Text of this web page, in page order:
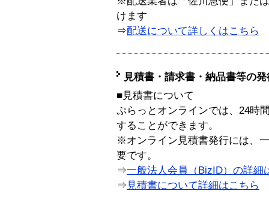
けます
⇒配送について詳しくはこちら
見積書・請求書・納品書等の
■見積書について
ぷらっとオンラインでは、24時
することができます。
※オンライン見積書発行には、
要です。
⇒一般法人会員（BizID）の詳細
⇒ 見積書について詳細はこちら